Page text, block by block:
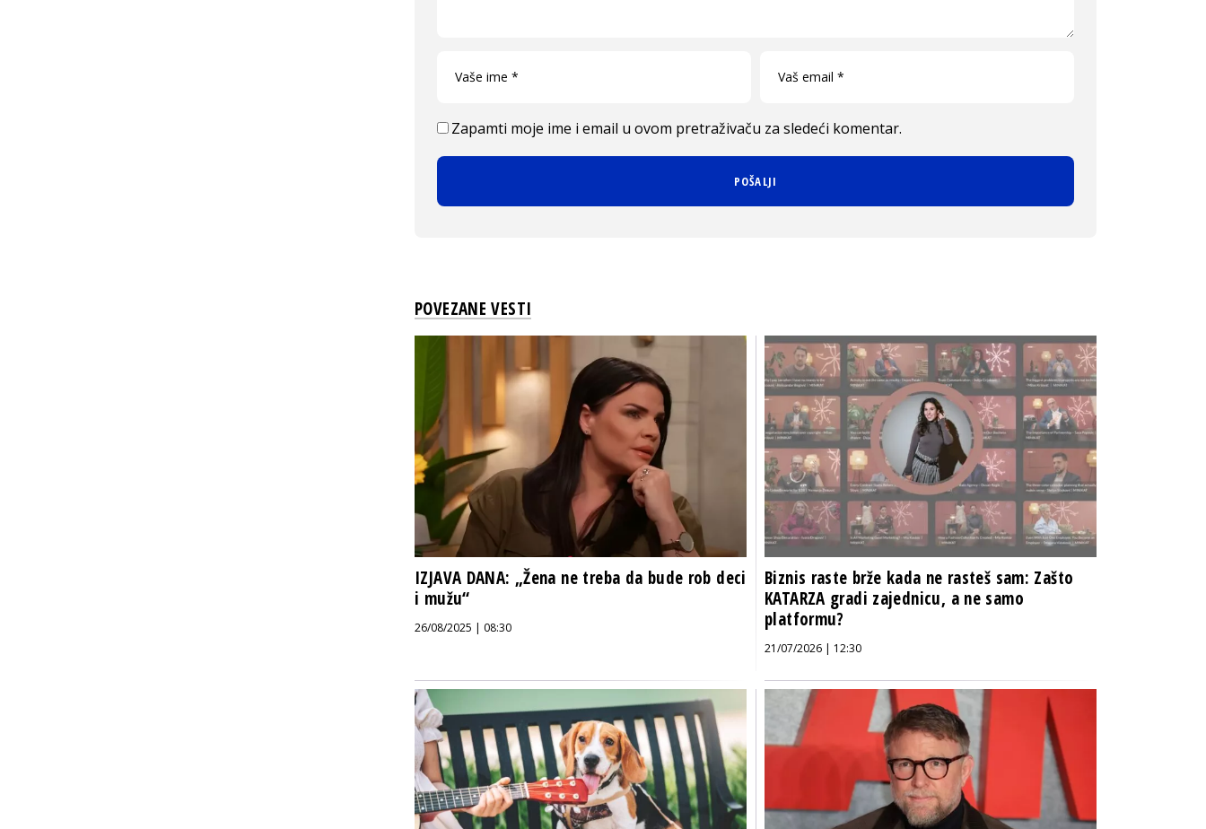
Zapamti moje ime i email u ovom pretraživaču za sledeći komentar.
POVEZANE VESTI
IZJAVA DANA: „Žena ne treba da bude rob deci
i mužu“
26/08/2025 | 08:30
Biznis raste brže kada ne rasteš sam: Zašto
KATARZA gradi zajednicu, a ne samo
platformu?
21/07/2026 | 12:30